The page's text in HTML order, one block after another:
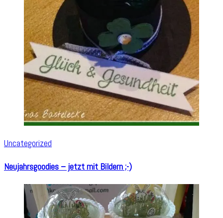
Uncategorized
Neujahrsgoodies – jetzt mit Bildern ;-)